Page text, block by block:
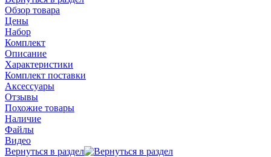
Обзор товара
Цены
Набор
Комплект
Описание
Характеристики
Комплект поставки
Аксессуары
Отзывы
Похожие товары
Наличие
Файлы
Видео
Вернуться в раздел